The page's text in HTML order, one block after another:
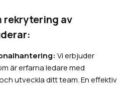
rekrytering av
Vi erbjuder
är erfarna ledare med
utveckla ditt team. En effektiv